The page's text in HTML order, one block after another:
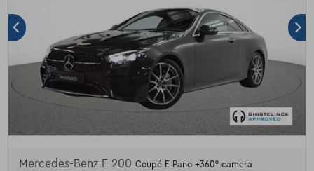
Mercedes-Benz E 200 Coupé E Pano +360° camera